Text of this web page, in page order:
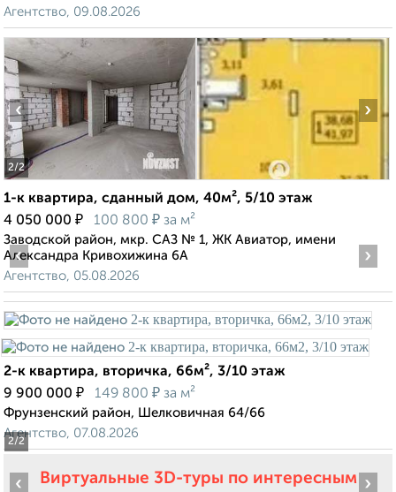
Агентство, 09.08.2026
2/2
‹ ›
1-к квартира, сданный дом, 40м², 5/10 этаж
4 050 000 ₽ 100 800 ₽ за м²
Заводской район, мкр. САЗ № 1, ЖК Авиатор, имени
Александра Кривохижина 6А
Агентство, 05.08.2026
2/2
‹ ›
2-к квартира, вторичка, 66м², 3/10 этаж
9 900 000 ₽ 149 800 ₽ за м²
Фрунзенский район, Шелковичная 64/66
Агентство, 07.08.2026
Виртуальные 3D-туры по интересным
‹ ›